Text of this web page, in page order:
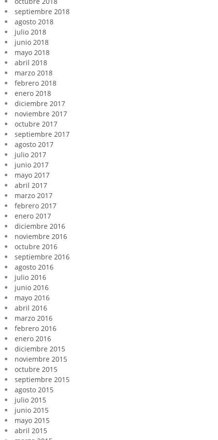
septiembre 2018
agosto 2018
julio 2018
junio 2018
mayo 2018
abril 2018
marzo 2018
febrero 2018
enero 2018
diciembre 2017
noviembre 2017
octubre 2017
septiembre 2017
agosto 2017
julio 2017
junio 2017
mayo 2017
abril 2017
marzo 2017
febrero 2017
enero 2017
diciembre 2016
noviembre 2016
octubre 2016
septiembre 2016
agosto 2016
julio 2016
junio 2016
mayo 2016
abril 2016
marzo 2016
febrero 2016
enero 2016
diciembre 2015
noviembre 2015
octubre 2015
septiembre 2015
agosto 2015
julio 2015
junio 2015
mayo 2015
abril 2015